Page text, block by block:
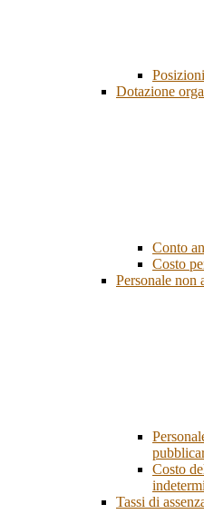
Dotazione
Conto
Costo
Personale non
Costo
Tassi di